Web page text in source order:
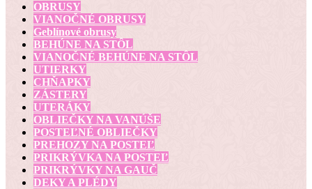
OBRUSY
VIANOČNÉ OBRUSY
Geblínové obrusy
BEHÚNE NA STÔL
VIANOČNÉ BEHÚNE NA STÔL
UTIERKY
CHŇAPKY
ZÁSTERY
UTERÁKY
OBLIEČKY NA VANÚŠE
POSTEĽNÉ OBLIEČKY
PREHOZY NA POSTEĽ
PRIKRÝVKA NA POSTEĽ
PRIKRÝVKY NA GAUČ
DEKY A PLÉDY